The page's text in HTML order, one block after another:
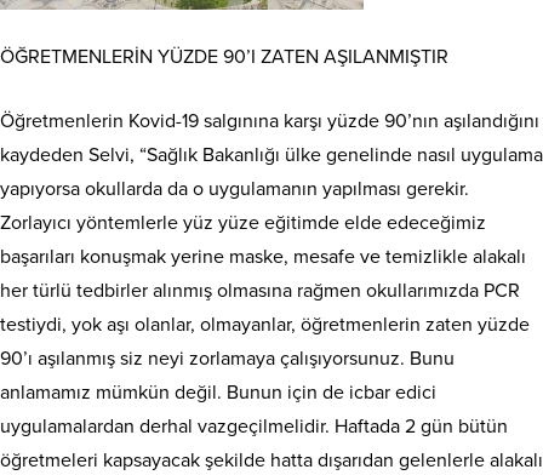
ÖĞRETMENLERİN YÜZDE 90’I ZATEN AŞILANMIŞTIR
Öğretmenlerin Kovid-19 salgınına karşı yüzde 90’nın aşılandığını
kaydeden Selvi, “Sağlık Bakanlığı ülke genelinde nasıl uygulama
yapıyorsa okullarda da o uygulamanın yapılması gerekir.
Zorlayıcı yöntemlerle yüz yüze eğitimde elde edeceğimiz
başarıları konuşmak yerine maske, mesafe ve temizlikle alakalı
her türlü tedbirler alınmış olmasına rağmen okullarımızda PCR
testiydi, yok aşı olanlar, olmayanlar, öğretmenlerin zaten yüzde
90’ı aşılanmış siz neyi zorlamaya çalışıyorsunuz. Bunu
anlamamız mümkün değil. Bunun için de icbar edici
uygulamalardan derhal vazgeçilmelidir. Haftada 2 gün bütün
öğretmeleri kapsayacak şekilde hatta dışarıdan gelenlerle alakalı